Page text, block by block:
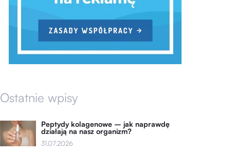
Ostatnie wpisy
Peptydy kolagenowe – jak naprawdę
działają na nasz organizm?
31.07.2026